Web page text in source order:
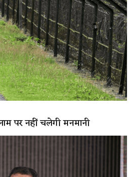
नाम पर नहीं चलेगी मनमानी